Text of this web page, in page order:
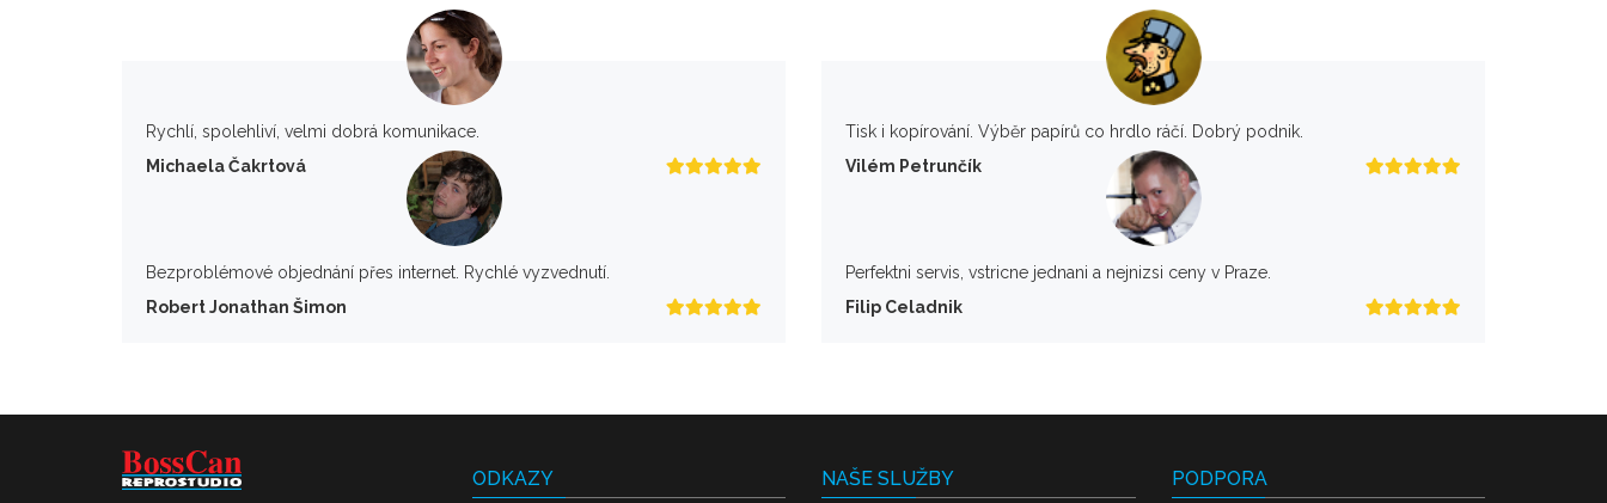
Rychlí, spolehliví, velmi dobrá komunikace.
Michaela Čakrtová
Tisk i kopírování. Výběr papírů co hrdlo ráčí. Dobrý podnik.
Vilém Petrunčík
Bezproblémové objednání přes internet. Rychlé vyzvednutí.
Robert Jonathan Šimon
Perfektni servis, vstricne jednani a nejnizsi ceny v Praze.
Filip Celadnik
ODKAZY NAŠE SLUŽBY PODPORA